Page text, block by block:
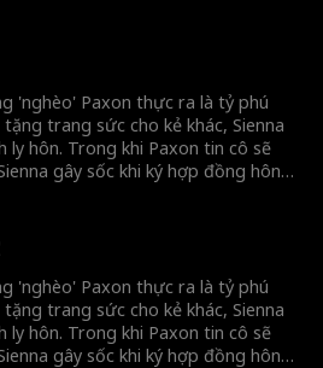
'nghèo' Paxon thực ra là tỷ phú
trang sức cho kẻ khác, Sienna
ly hôn. Trong khi Paxon tin cô sẽ
gây sốc khi ký hợp đồng hôn
'nghèo' Paxon thực ra là tỷ phú
trang sức cho kẻ khác, Sienna
ly hôn. Trong khi Paxon tin cô sẽ
gây sốc khi ký hợp đồng hôn